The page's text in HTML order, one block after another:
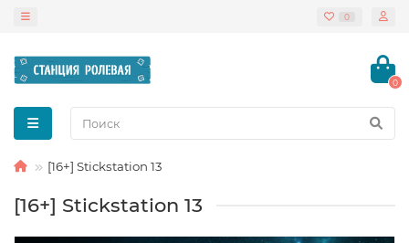
0
0
[16+] Stickstation 13
[16+] Stickstation 13